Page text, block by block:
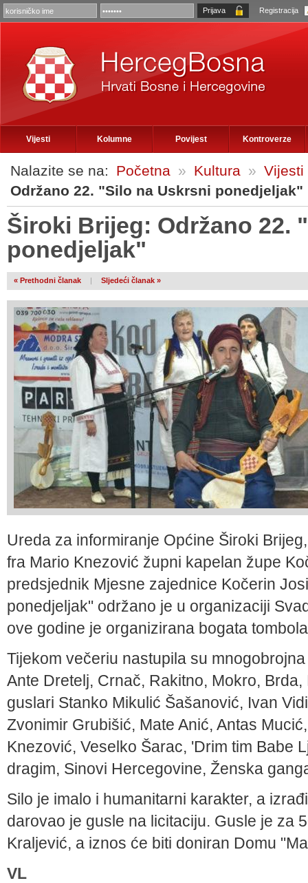
Registracija
Vijesti Kolumne Povijest Kontroverze
Nalazite se na: Početna » Kultura » Vijesti
Održano 22. "Silo na Uskrsni ponedjeljak"
Široki Brijeg: Održano 22.
ponedjeljak"
« Prethodni članak | Sljedeći članak »
Ureda za informiranje Općine Široki
fra Mario Knezović župni kapelan župe
predsjednik Mjesne zajednice Kočerin
ponedjeljak" održano je u organizaciji
ove godine je organizirana bogata
Tijekom večeriu nastupila su
Ante Dretelj, Crnač, Rakitno, Mokro,
guslari Stanko Mikulić Šašanović, Ivan
Zvonimir Grubišić, Mate Anić, Antas
Knezović, Veselko Šarac, 'Drim tim Babe
dragim, Sinovi Hercegovine, Ženska
Silo je imalo i humanitarni karakter, a
darovao je gusle na licitaciju. Gusle je za
Kraljević, a iznos će biti doniran Domu
VL